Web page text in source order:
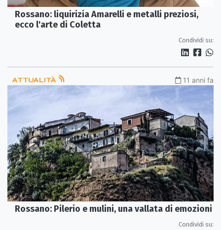
Rossano: liquirizia Amarelli e metalli preziosi,
ecco l'arte di Coletta
Condividi su:
ATTUALITÀ 11 anni fa
Rossano: Pilerio e mulini, una vallata di emozioni
Condividi su: